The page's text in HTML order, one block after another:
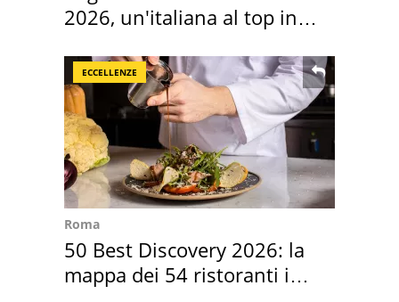
2026, un'italiana al top in
ECCELLENZE
Roma
50 Best Discovery 2026: la
mappa dei 54 ristoranti in